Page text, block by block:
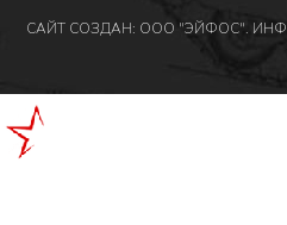
САЙТ СОЗДАН: ООО "ЭЙФОС".